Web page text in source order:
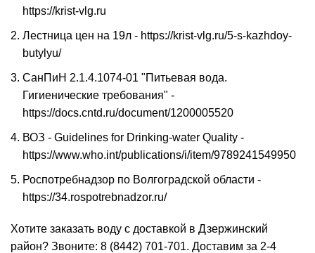
https://krist-vlg.ru
Лестница цен на 19л - https://krist-vlg.ru/5-s-kazhdoy-
butylyu/
СанПиН 2.1.4.1074-01 "Питьевая вода.
Гигиенические требования" -
https://docs.cntd.ru/document/1200005520
ВОЗ - Guidelines for Drinking-water Quality -
https://www.who.int/publications/i/item/9789241549950
Роспотребнадзор по Волгоградской области -
https://34.rospotrebnadzor.ru/
Хотите заказать воду с доставкой в Дзержинский
район? Звоните: 8 (8442) 701-701. Доставим за 2-4